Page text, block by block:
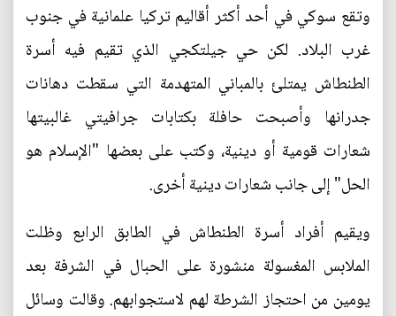
وتقع سوكي في أحد أكثر أقاليم تركيا علمانية في جنوب
غرب البلاد. لكن حي جيلتكجي الذي تقيم فيه أسرة
الطنطاش يمتلئ بالمباني المتهدمة التي سقطت دهانات
جدرانها وأصبحت حافلة بكتابات جرافيتي غالبيتها
شعارات قومية أو دينية، وكتب على بعضها "الإسلام هو
الحل" إلى جانب شعارات دينية أخرى.
ويقيم أفراد أسرة الطنطاش في الطابق الرابع وظلت
الملابس المغسولة منشورة على الحبال في الشرفة بعد
يومين من احتجاز الشرطة لهم لاستجوابهم. وقالت وسائل